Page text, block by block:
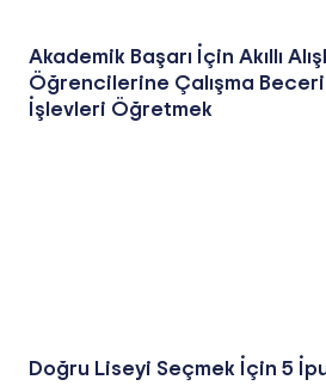
Akademik Başarı İçin Akıllı
Öğrencilerine Çalışma
İşlevleri Öğretmek
Doğru Liseyi Seçmek İçin 5